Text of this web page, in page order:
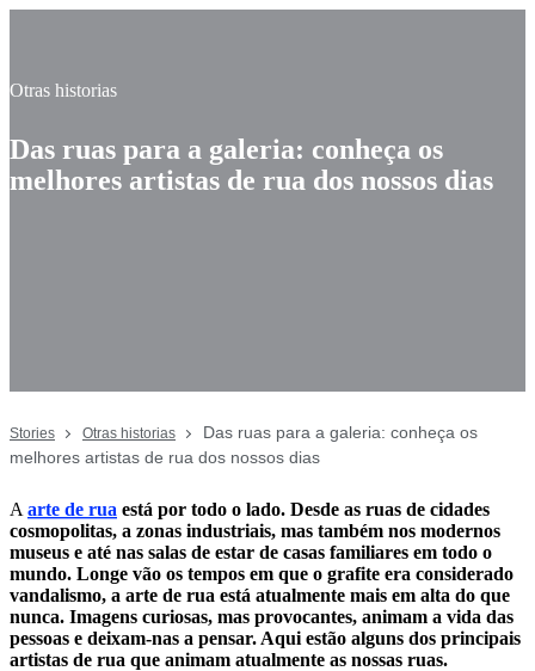
Otras historias
Das ruas para a galeria: conheça os
melhores artistas de rua dos nossos dias
Stories Otras historias
Das ruas para a galeria: conheça os
melhores artistas de rua dos nossos dias
A arte de rua está por todo o lado. Desde as ruas de cidades
cosmopolitas, a zonas industriais, mas também nos modernos
museus e até nas salas de estar de casas familiares em todo o
mundo. Longe vão os tempos em que o grafite era considerado
vandalismo, a arte de rua está atualmente mais em alta do que
nunca. Imagens curiosas, mas provocantes, animam a vida das
pessoas e deixam-nas a pensar. Aqui estão alguns dos principais
artistas de rua que animam atualmente as nossas ruas.